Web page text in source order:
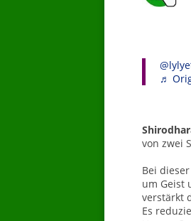
♬
von zwei
Bei
um Geist
verstärkt
Es